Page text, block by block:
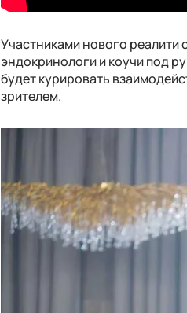
Участниками нового
эндокринологи и коучи под
будет курировать
зрителем.